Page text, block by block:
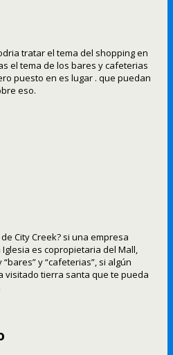
tratar el tema del shopping en
el tema de los bares y cafeterias
puesto en es lugar . que puedan
eso.
City Creek? si una empresa
es copropietaria del Mall,
y “cafeterias”, si algún
visitado tierra santa que te pueda